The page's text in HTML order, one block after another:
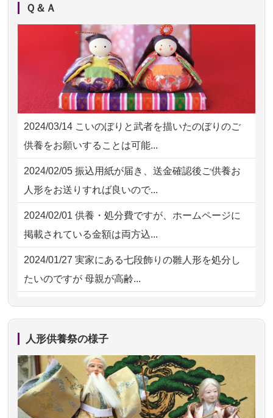
2026/08/02 09:15
2026/08/02 06:46 相模原の方からお申込み
2026/08/01 19:28 東京都の方からお申込み
2026/08/01 17:10 東京都の方からお申込み
2026/08/01 11:07 さいたの方からお申込み
2026/07/31 17:28 栃木県の方からお申込み
2026/07/31 12:32 東京都の方からお申込み
NEW
お人形の仕分けなども丁寧に行う
様子から、大切...
2026/07/25供養の内容（料金や送り方等）がとて
も丁寧に説...
2026/07/18 つい先日も利用させていただきまし
た。 手続...
2026/07/18 大切にしていたお人形をきちんと供養
してくださ...
2026/07/15 子供の頃から可愛がってきた七段飾り
の雛人形で...
2026/07/15 お客様の声を読み、丁寧に供養してい
ただけそう...
2026/07/11思い出のある人形達を、ちゃんと供養
したく、花...
2026/07/10家から近かったので。
Ｑ＆Ａ
2024/03/14 こいのぼりと武者を描いたのぼりのご
供養をお願いすることは可能...
2024/02/05 振込用紙が届き、送金確認後ご供養お
人形をお送りすれば良いので...
2024/02/01 供養・処分費ですが、ホームページに
掲載されている金額は両方込...
2024/01/27 実家にある七段飾りの雛人形を処分し
たいのですが 母親が高齢...
2024/01/13剥製の供養・処分をお願いできます
ですが？
2024/01/13お雛様のセットを供養・処分したいの
ですが、お雛様とお内裏様だ...
人形供養祭の様子